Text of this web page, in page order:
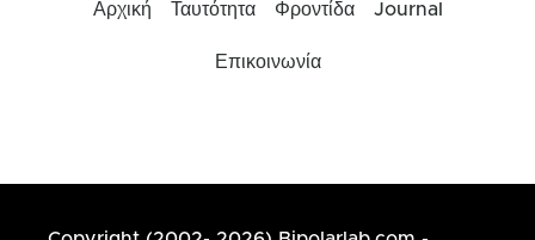
Αρχική Ταυτότητα Φροντίδα Journal
Επικοινωνία